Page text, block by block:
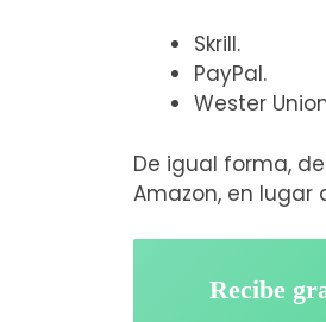
Skrill.
PayPal.
Wester
De igual forma,
Amazon, en
Recibe